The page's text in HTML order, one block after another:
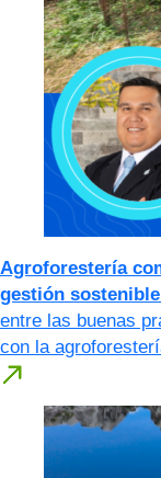
Agroforestería
gestión
entre las buenas
con la